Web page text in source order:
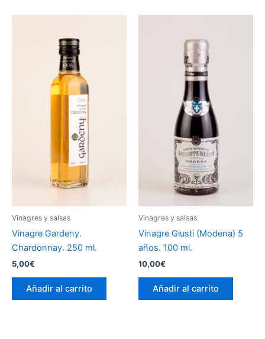
Vinagres y salsas
Vinagre Gardeny.
Chardonnay. 250 ml.
5,00€
Añadir al carrito
Vinagres y salsas
Vinagre Giusti (Modena) 5
años. 100 ml.
10,00€
Añadir al carrito